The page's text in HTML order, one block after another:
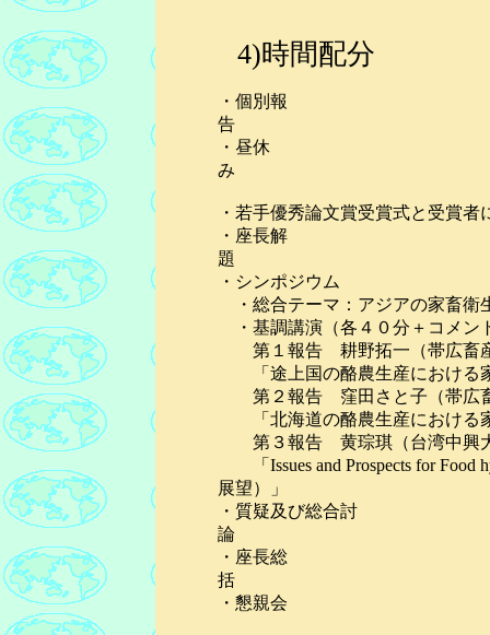
4)時間配分
・個別報
・昼休
・若手優秀論文賞受賞式と受
・座長解
・シンポジウム
・総合テーマ：アジアの家畜
・基調講演（各４０分＋コメン
第１報告 耕野拓一（帯広畜
「途上国の酪農生産における
第２報告 窪田さと子（帯広
「北海道の酪農生産における
第３報告 黄琮琪（台湾中興
「Issues and Prospects for Food
展望）」
・質疑及び総合討
・座長総
・懇親会